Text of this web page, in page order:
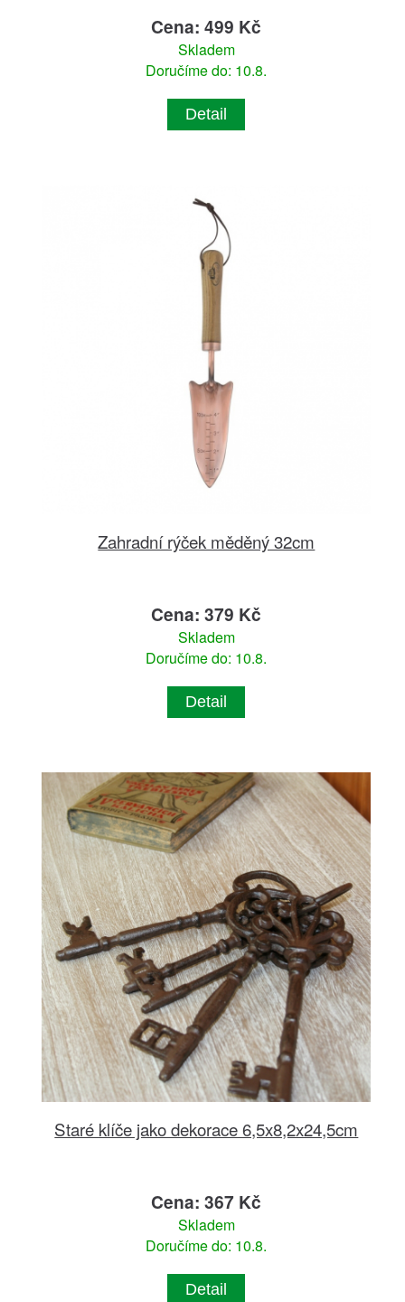
Cena: 499 Kč
Skladem
Doručíme do: 10.8.
Detail
Zahradní rýček měděný 32cm
Cena: 379 Kč
Skladem
Doručíme do: 10.8.
Detail
Staré klíče jako dekorace 6,5x8,2x24,5cm
Cena: 367 Kč
Skladem
Doručíme do: 10.8.
Detail